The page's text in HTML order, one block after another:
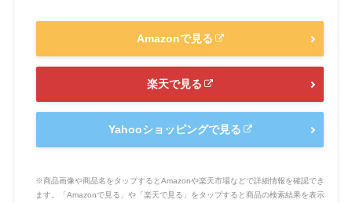
Amazonで見る
楽天で見る
Yahooショッピングで見る